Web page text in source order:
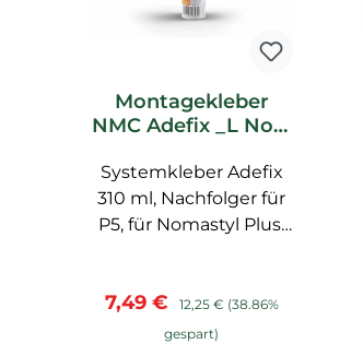
Montagekleber
NMC Adefix _L Noel
Spachtelkleber
Systemkleber Adefix
310 ml, Nachfolger für
P5, für Nomastyl Plus,
starke
Anfangshaftung,
Verkaufspreis:
7,49 € Regulärer Preis:
12,25 € (38.86%
gespart)